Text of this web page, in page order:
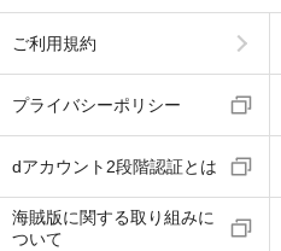
ご利用規約
プライバシーポリシー
dアカウント2段階認証とは
海賊版に関する取り組みに
ついて